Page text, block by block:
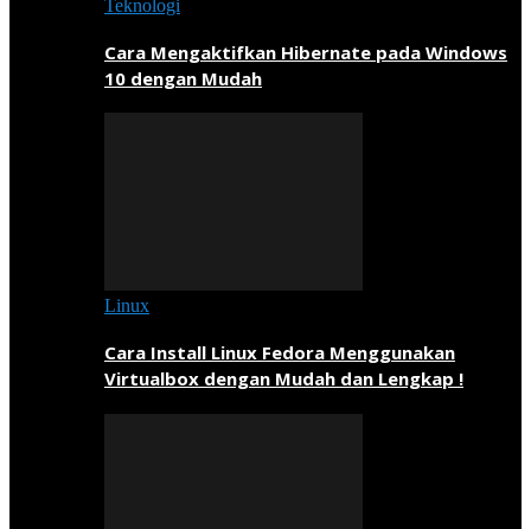
Teknologi
Cara Mengaktifkan Hibernate pada Windows
10 dengan Mudah
Linux
Cara Install Linux Fedora Menggunakan
Virtualbox dengan Mudah dan Lengkap !